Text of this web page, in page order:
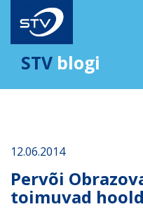
STV blogi
12.06.2014
Pervõi
toimuvad